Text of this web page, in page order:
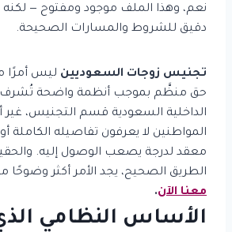
نعم، وهذا الملف موجود ومفتوح — لكنه
دقيق للشروط والمسارات الصحيحة.
تجنيس زوجات السعوديين ليس أمرًا
حق منظَّم بموجب أنظمة واضحة تُشرف
الداخلية السعودية قسم التجنيس، غير
المواطنين لا يعرفون تفاصيله الكاملة
معقد لدرجة يصعب الوصول إليه.
الطريق الصحيح، يجد الأمر أكثر وضوحًا
معنا الآن.
الأساس النظامي